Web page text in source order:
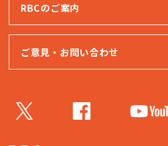
RBCのご案内
ご意見・お問い合わせ